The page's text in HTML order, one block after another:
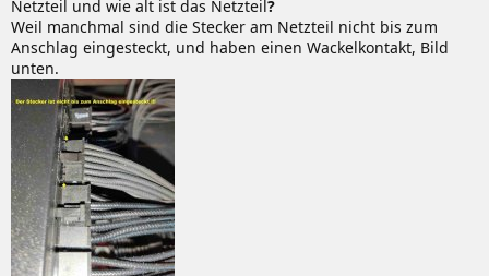
Netzteil und wie alt ist das Netzteil?
Weil manchmal sind die Stecker am Netzteil nicht bis zum
Anschlag eingesteckt, und haben einen Wackelkontakt, Bild
unten.